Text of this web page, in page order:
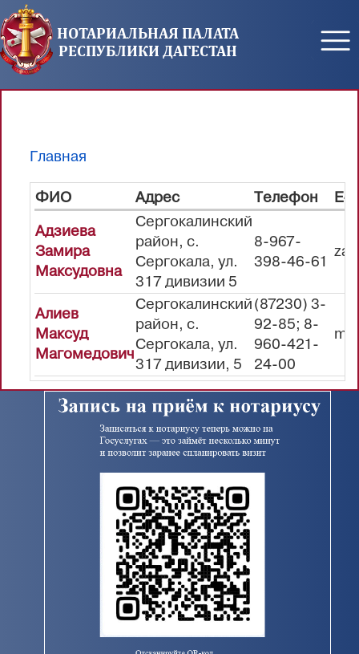
Перейти к основному содержанию
НОТАРИАЛЬНАЯ ПАЛАТА
РЕСПУБЛИКИ ДАГЕСТАН
Вы здесь
Главная
ФИО Адрес Телефон
E-
Адзиева
Замира
Максудовна
Сергокалинский
район, с.
Сергокала, ул.
317 дивизии 5
8-967-
398-46-61
Алиев
Максуд
Магомедович
Сергокалинский
район, с.
Сергокала, ул.
317 дивизии, 5
(87230) 3-
92-85; 8-
960-421-
24-00